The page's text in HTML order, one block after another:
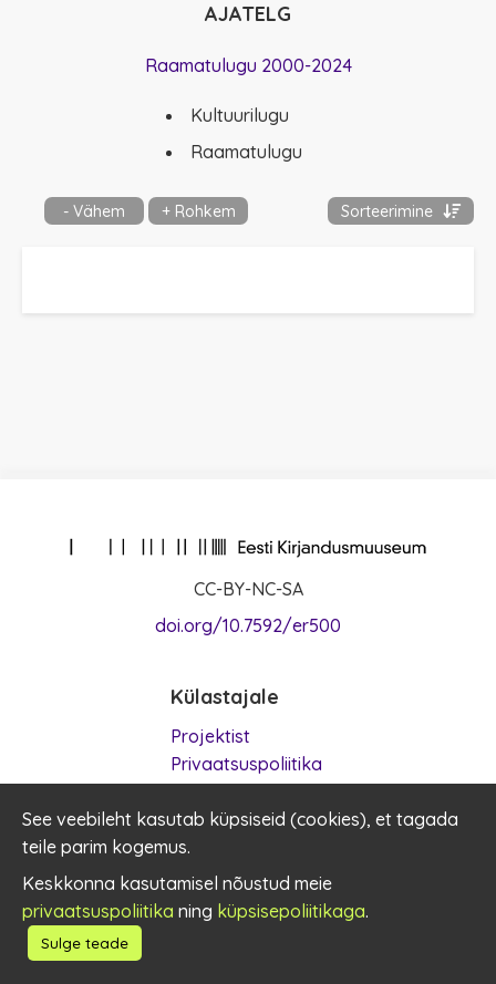
AJATELG
Raamatulugu 2000-2024
Kultuurilugu
Raamatulugu
- Vähem + Rohkem Sorteerimine
Külastajale
Projektist
Privaatsuspoliitika
Küpsised
CC-BY-NC-SA
doi.org/10.7592/er500
Kontakt
er500@kirmus.ee
See veebileht kasutab küpsiseid (cookies), et tagada
teile parim kogemus.
Keskkonna kasutamisel nõustud meie
privaatsuspoliitika ning küpsisepoliitikaga.
Sulge teade